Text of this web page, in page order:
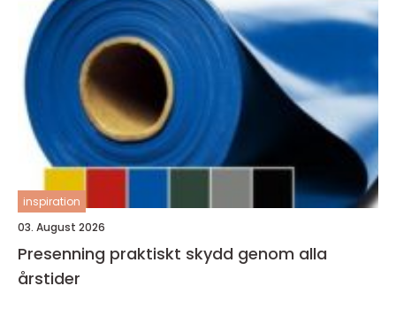
inspiration
03. August 2026
Presenning praktiskt skydd genom alla
årstider